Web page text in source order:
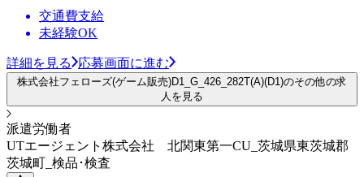
交通費支給
未経験OK
詳細を見る 応募画面に進む
株式会社フェローズ(ゲーム販売)D1_G_426_282T(A)(D1)のその他の求
人を見る
派遣労働者
UTエージェント株式会社 北関東第一CU_茨城県東茨城郡
茨城町_検品･検査